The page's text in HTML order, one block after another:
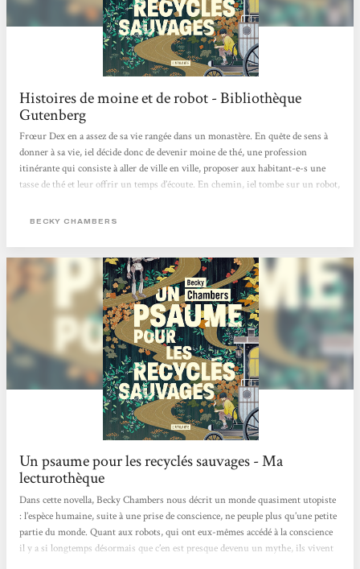
Histoires de moine et de robot - Bibliothèque
Gutenberg
Frœur Dex en a assez de sa vie rangée dans un monastère. En quête de sens à
donner à sa vie, iel décide donc de devenir moine de thé, une profession
itinérante qui consiste à aller de ville en ville, proposer aux habitant-e-s une
tasse de thé et leur offrir un temps d’écoute. En chemin, iel tombe sur un robot,
son espèce est partie vivre dans la nature. Celui-ci vient avec une question à
Commence...
BECKY CHAMBERS
Un psaume pour les recyclés sauvages - Ma
lecturothèque
Dans cette novella, Becky Chambers nous décrit un monde quasiment utopiste
: l’espèce humaine, suite à une prise de conscience, ne peuple plus qu’une petite
partie du monde. Quant aux robots, qui ont eux-mêmes accédé à la conscience
il y a si longtemps désormais que c’en est presque devenu un mythe, ils vivent